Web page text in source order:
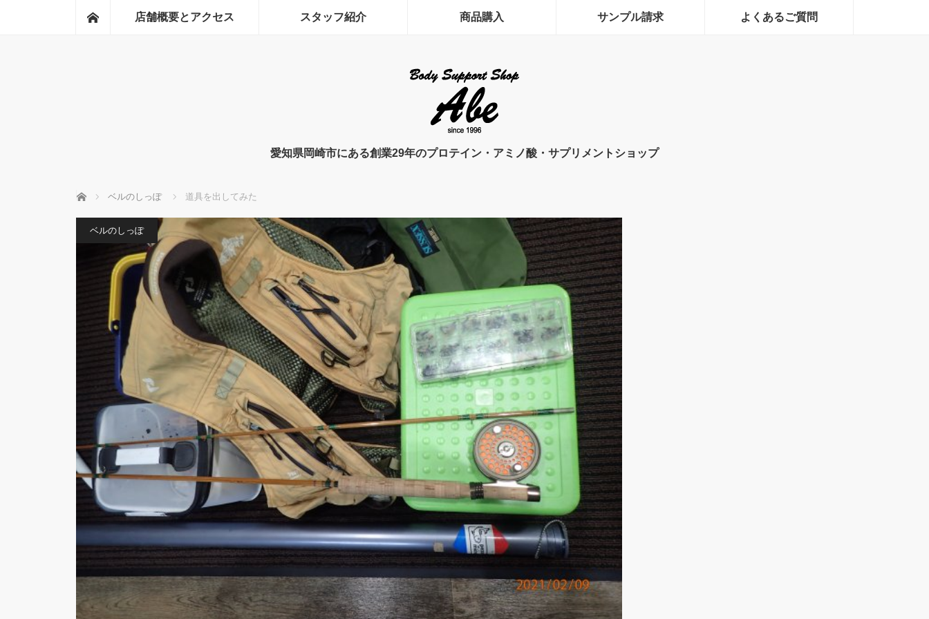
ホーム店舗概要とアクセス スタッフ紹介 商品購入 サンプル請求 よくあるご質問
愛知県岡崎市にある創業29年のプロテイン・アミノ酸・サプリメントショップ
ホーム ベルのしっぽ 道具を出してみた
ベルのしっぽ